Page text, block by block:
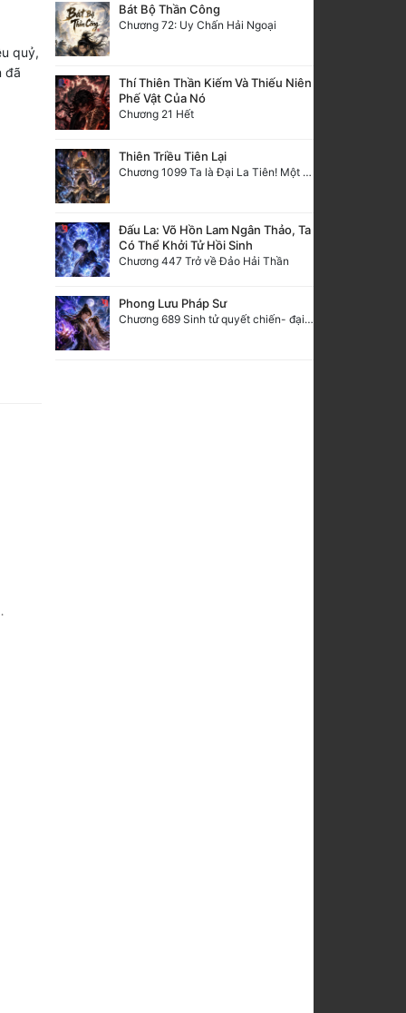
quỷ,
đã
Bát Bộ Thần Công
Chương 72: Uy Chấn Hải Ngoại
Thí Thiên Thần Kiếm Và Thiếu Niên
Phế Vật Của Nó
Chương 21 Hết
Thiên Triều Tiên Lại
Chương 1099 Ta là Đại La Tiên! Một người đắc đạo, gà chó lên trời (Đại kết cục)
Đấu La: Võ Hồn Lam Ngân Thảo, Ta
Có Thể Khởi Tử Hồi Sinh
Chương 447 Trở về Đảo Hải Thần
Phong Lưu Pháp Sư
Chương 689 Sinh tử quyết chiến- đại kết cục.